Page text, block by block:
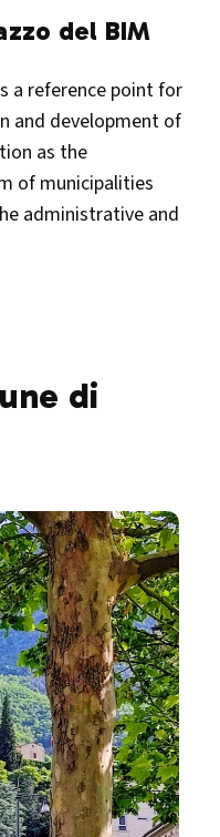
del BIM
a reference point for
and development of
as the
of municipalities
administrative and
di